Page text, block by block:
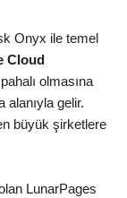
Onyx ile temel
Cloud
olmasına
alanıyla gelir.
büyük şirketlere
LunarPages